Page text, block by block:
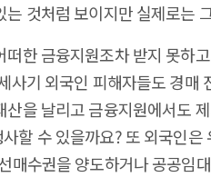
는 것처럼 보이지만 실제로는
떠한 금융지원조차 받지 못하
사기 외국인 피해자들도 경매
산을 날리고 금융지원에서도
할 수 있을까요? 또 외국인
매수권을 양도하거나 공공임